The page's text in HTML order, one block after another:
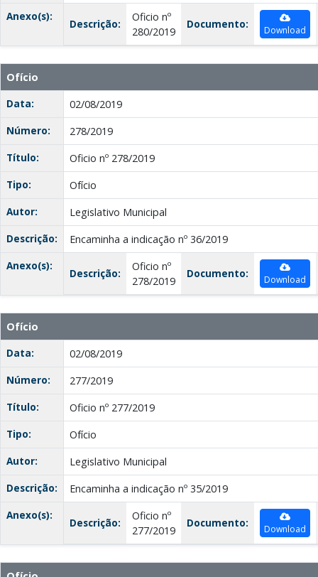
Anexo(s):
Descrição:
Oficio nº
280/2019
Documento: Download
Ofício
Data:
02/08/2019
Número:
278/2019
Título:
Oficio nº 278/2019
Tipo:
Ofício
Autor:
Legislativo Municipal
Descrição:
Encaminha a indicação nº 36/2019
Anexo(s):
Descrição:
Oficio nº
278/2019
Documento: Download
Ofício
Data:
02/08/2019
Número:
277/2019
Título:
Oficio nº 277/2019
Tipo:
Ofício
Autor:
Legislativo Municipal
Descrição:
Encaminha a indicação nº 35/2019
Anexo(s):
Descrição:
Oficio nº
277/2019
Documento: Download